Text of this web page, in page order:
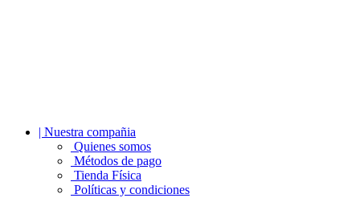
| Nuestra compañia
Quienes somos
Métodos de pago
Tienda Física
Políticas y condiciones